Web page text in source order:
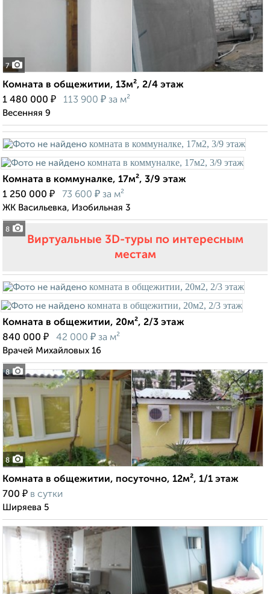
7
Комната в общежитии, 13м², 2/4 этаж
1 480 000 ₽ 113 900 ₽ за м²
Весенняя 9
8
Комната в коммуналке, 17м², 3/9 этаж
1 250 000 ₽ 73 600 ₽ за м²
ЖК Васильевка, Изобильная 3
Виртуальные 3D-туры по интересным
местам
8
Комната в общежитии, 20м², 2/3 этаж
840 000 ₽ 42 000 ₽ за м²
Врачей Михайловых 16
8
Комната в общежитии, посуточно, 12м², 1/1 этаж
700 ₽ в сутки
Ширяева 5